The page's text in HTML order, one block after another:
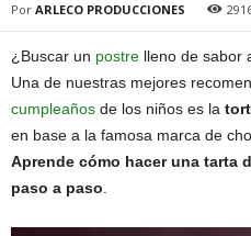
Por ARLECO PRODUCCIONES
¿Buscar un postre lleno de sabor
Una de nuestras mejores
cumpleaños de los niños es la
en base a la famosa marca de
Aprende cómo hacer una tarta
paso a paso